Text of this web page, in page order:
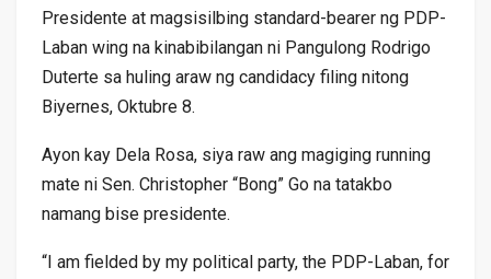
Presidente at magsisilbing standard-bearer ng PDP-
Laban wing na kinabibilangan ni Pangulong Rodrigo
Duterte sa huling araw ng candidacy filing nitong
Biyernes, Oktubre 8.
Ayon kay Dela Rosa, siya raw ang magiging running
mate ni Sen. Christopher “Bong” Go na tatakbo
namang bise presidente.
“I am fielded by my political party, the PDP-Laban, for